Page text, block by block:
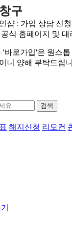
구
샵 : 가입 상담 신
식 홈페이지 및
'바로가입'은 원스
양해 부탁드립
검색
해지신청 리모컨